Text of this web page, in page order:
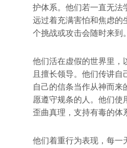
护体系。他们若一直无法
远过着充满害怕和焦虑的
个挑战或攻击会随时来到。
他们活在虚假的世界里，
且擅长领导。他们传讲自
自己的信条当作从神而来
愿遵守规条的人。他们使
歪曲真理，支持有毒的体
他们着重行为表现，每一